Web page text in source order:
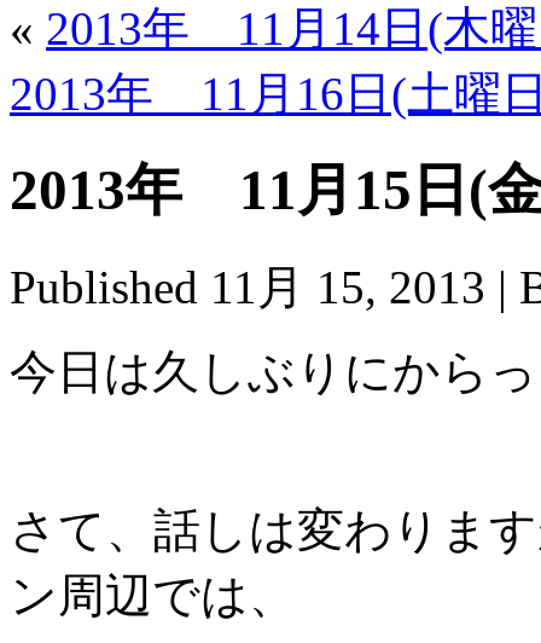
« 2013年 11月14日(木
2013年 11月16日(土曜
2013年 11月15日(
Published 11月 15, 2013 |
今日は久しぶりにから
さて、話しは変わりま
ン周辺では、